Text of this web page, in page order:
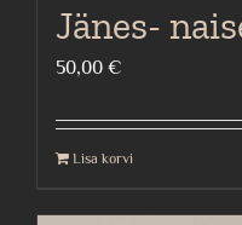
Jänes-
50,00 €
Lisa korvi